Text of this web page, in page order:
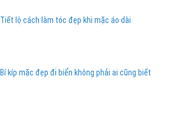
Tiết lộ cách làm tóc đẹp khi mặc áo dài
Bí kíp mặc đẹp đi biển không phải ai cũng biết